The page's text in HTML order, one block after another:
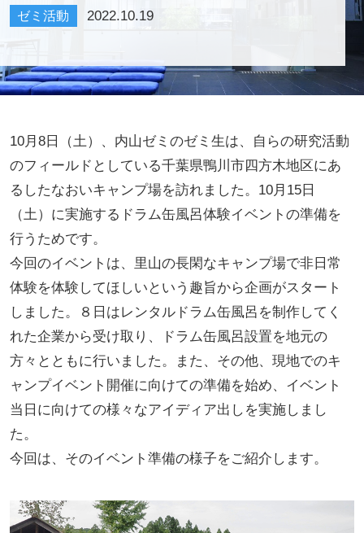
ゼミ活動 2022.10.19
10月8日（土）、内山ゼミのゼミ生は、自らの研究活動
のフィールドとしている千葉県鴨川市四方木地区にあ
るしたなおいキャンプ場を訪れました。10月15日
（土）に実施するドラム缶風呂体験イベントの準備を
行うためです。
今回のイベントは、里山の長閑なキャンプ場で非日常
体験を体験してほしいという趣旨から企画がスタート
しました。８日はレンタルドラム缶風呂を制作してく
れた企業から受け取り、ドラム缶風呂設置を地元の
方々とともに行いました。また、その他、現地でのキ
ャンプイベント開催に向けての準備を始め、イベント
当日に向けての様々なアイディア出しを実施しまし
た。
今回は、そのイベント準備の様子をご紹介します。